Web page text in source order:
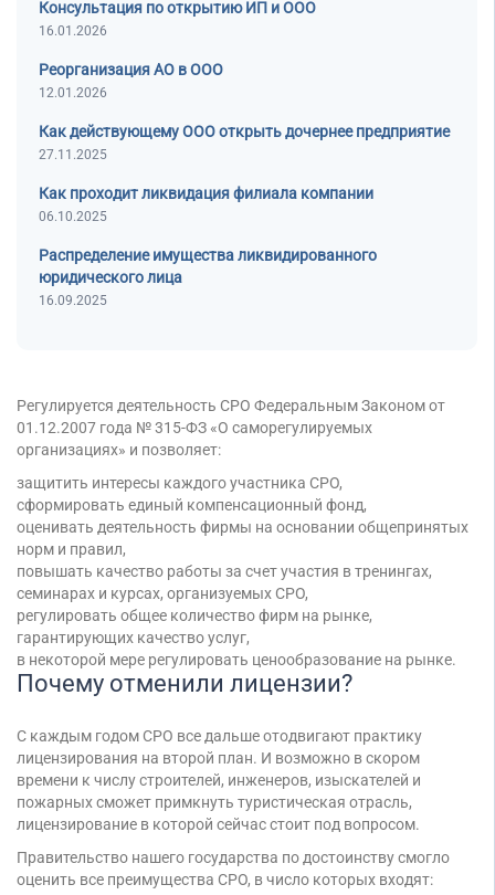
Под кредит
С долгами
Для тендера
С историей
ИТ-компании
Оценочные компании
Бухгалтерские компании
Проектные компании
Туристические фирмы
Торговые компании
Страховые компании
Регистрация МФО
Регистрация предприятия
Внесение в реестр МФО
Услуга банкротства
Банкротство предприятия
Банкротство компании
Банкротство организации
Банкротство ООО
Процедура банкротства
Банкротство ИП
Банкротство фирмы
Упрощенное банкротство
Консультация по открытию ИП и ООО
16.01.2026
Реорганизация АО в ООО
12.01.2026
Как действующему ООО открыть дочернее предприятие
27.11.2025
Как проходит ликвидация филиала компании
06.10.2025
Распределение имущества ликвидированного
юридического лица
16.09.2025
Регулируется деятельность СРО Федеральным Законом от
01.12.2007 года № 315-ФЗ «О саморегулируемых
организациях» и позволяет:
защитить интересы каждого участника СРО,
сформировать единый компенсационный фонд,
оценивать деятельность фирмы на основании общепринятых
норм и правил,
повышать качество работы за счет участия в тренингах,
семинарах и курсах, организуемых СРО,
регулировать общее количество фирм на рынке,
гарантирующих качество услуг,
в некоторой мере регулировать ценообразование на рынке.
Почему отменили лицензии?
С каждым годом СРО все дальше отодвигают практику
лицензирования на второй план. И возможно в скором
времени к числу строителей, инженеров, изыскателей и
пожарных сможет примкнуть туристическая отрасль,
лицензирование в которой сейчас стоит под вопросом.
Правительство нашего государства по достоинству смогло
оценить все преимущества СРО, в число которых входят: